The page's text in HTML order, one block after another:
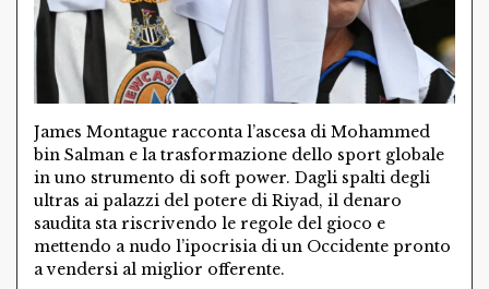
James Montague racconta l’ascesa di Mohammed
bin Salman e la trasformazione dello sport globale
in uno strumento di soft power. Dagli spalti degli
ultras ai palazzi del potere di Riyad, il denaro
saudita sta riscrivendo le regole del gioco e
mettendo a nudo l’ipocrisia di un Occidente pronto
a vendersi al miglior offerente.